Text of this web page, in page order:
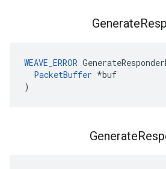
Generate
WEAVE_ERROR
PacketBuffer *buf
)
Generate